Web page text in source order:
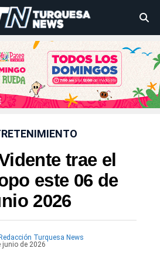
trae el
este 06 de
2026
Redacción Turquesa News
junio de 2026